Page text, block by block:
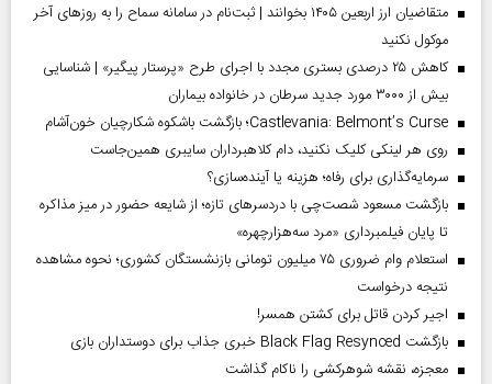
متقاضیان ارز اربعین ۱۴۰۵ بخوانند | ثبت‌نام در سامانه سماح را به روز‌های آخر
موکول نکنید
کاهش ۲۵ درصدی بستری مجدد با اجرای طرح «پرستار پیگیر» | شناسایی
بیش از ۳۰۰۰ مورد جدید سرطان در خانواده بیماران
Castlevania: Belmont’s Curse؛ بازگشت باشکوه شکارچیان خون‌آشام
روی هر لینکی کلیک نکنید، دام کلاهبرداران سایبری همین‌جاست
سرمایه‌گذاری برای رفاه؛ هزینه یا آینده‌سازی؟
بازگشت مسعود شصت‌چی با دردسر‌های تازه؛ از شایعه حضور در میز مذاکره
تا پایان فیلمبرداری «مرد سه‌هزارچهره»
استعلام وام ضروری ۷۵ میلیون تومانی بازنشستگان کشوری؛ نحوه مشاهده
نتیجه درخواست
اجیر کردن قاتل برای کشتن همسر!
بازگشت Black Flag Resynced خبری جذاب برای دوستداران بازی
معجزه، نقشه شوهرکشی را ناکام گذاشت